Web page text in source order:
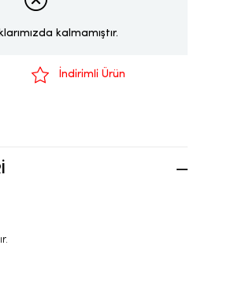
kalmamıştır.
İndirimli Ürün